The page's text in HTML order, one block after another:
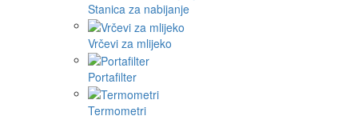
Stanica za nabijanje
Vrčevi za mlijeko
Portafilter
Termometri